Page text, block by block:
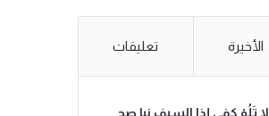
الأخيرة تعليقات
لا تَلُمْ كفي إذا السيف نبا صح